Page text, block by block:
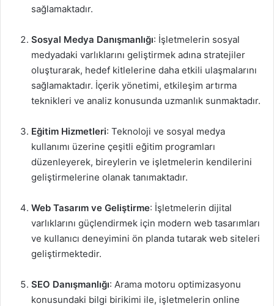
sağlamaktadır.
Sosyal Medya Danışmanlığı: İşletmelerin sosyal
medyadaki varlıklarını geliştirmek adına stratejiler
oluşturarak, hedef kitlelerine daha etkili ulaşmalarını
sağlamaktadır. İçerik yönetimi, etkileşim artırma
teknikleri ve analiz konusunda uzmanlık sunmaktadır.
Eğitim Hizmetleri: Teknoloji ve sosyal medya
kullanımı üzerine çeşitli eğitim programları
düzenleyerek, bireylerin ve işletmelerin kendilerini
geliştirmelerine olanak tanımaktadır.
Web Tasarım ve Geliştirme: İşletmelerin dijital
varlıklarını güçlendirmek için modern web tasarımları
ve kullanıcı deneyimini ön planda tutarak web siteleri
geliştirmektedir.
SEO Danışmanlığı: Arama motoru optimizasyonu
konusundaki bilgi birikimi ile, işletmelerin online